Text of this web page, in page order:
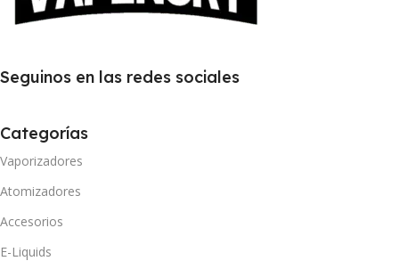
Seguinos en las redes sociales
Categorías
Vaporizadores
Atomizadores
Accesorios
E-Liquids